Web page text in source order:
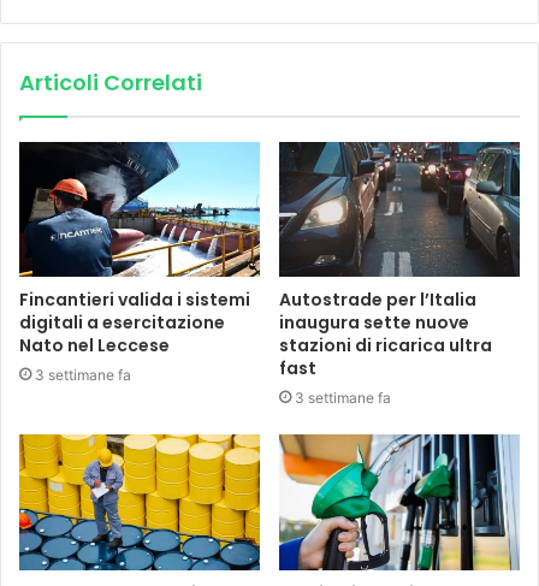
Articoli Correlati
Fincantieri valida i sistemi
digitali a esercitazione
Nato nel Leccese
3 settimane fa
Autostrade per l’Italia
inaugura sette nuove
stazioni di ricarica ultra
fast
3 settimane fa